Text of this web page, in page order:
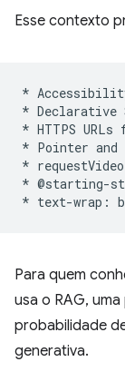
Esse contexto
*
* Declarative
* HTTPS
* Pointer and
*
* @starting-
Para quem
usa o RAG,
probabilidade
generativa.